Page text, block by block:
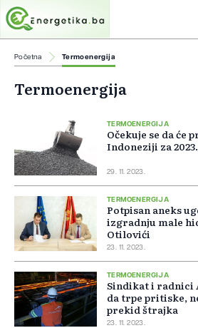
Početna Termoenergija
Termoenergija
TERMOENERGIJA
Očekuje se da će
Indoneziji za
29. 11. 2023.
TERMOENERGIJA
Potpisan aneks
izgradnju male
Otilovići
23. 11. 2023.
TERMOENERGIJA
Sindikat i radnici
da trpe pritiske,
prekid štrajka
23. 11. 2023.